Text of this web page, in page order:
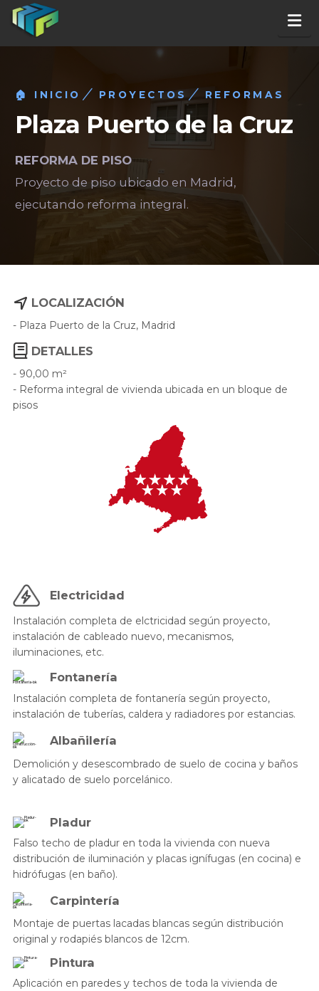
🏠 INICIO PROYECTOS REFORMAS
Plaza Puerto de la Cruz
REFORMA DE PISO
Proyecto de piso ubicado en Madrid,
ejecutando reforma integral.
LOCALIZACIÓN
- Plaza Puerto de la Cruz, Madrid
DETALLES
- 90,00 m²
- Reforma integral de vivienda ubicada en un bloque de
pisos
Electricidad
Instalación completa de elctricidad según proyecto,
instalación de cableado nuevo, mecanismos,
iluminaciones, etc.
Fontanería
Instalación completa de fontanería según proyecto,
instalación de tuberías, caldera y radiadores por estancias.
Albañilería
Demolición y desescombrado de suelo de cocina y baños
y alicatado de suelo porcelánico.
Pladur
Falso techo de pladur en toda la vivienda con nueva
distribución de iluminación y placas ignífugas (en cocina) e
hidrófugas (en baño).
Carpintería
Montaje de puertas lacadas blancas según distribución
original y rodapiés blancos de 12cm.
Pintura
Aplicación en paredes y techos de toda la vivienda de